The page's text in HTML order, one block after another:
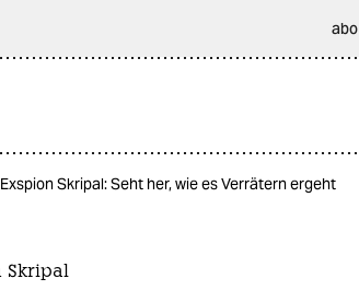
abo
Skripal: Seht her, wie es Verrätern ergeht
Skripal